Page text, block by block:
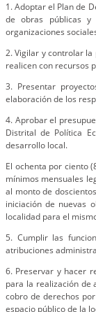
1. Adoptar el Plan de
de obras públicas
organizaciones
2. Vigilar y controlar
realicen con recursos
3. Presentar
elaboración de los
4. Aprobar el
Distrital de Política
desarrollo local.
El ochenta por ciento
mínimos mensuales
al monto de
iniciación de nuevas
localidad para el
5. Cumplir las
atribuciones
6. Preservar y hacer
para la realización de
cobro de derechos
espacio público de la